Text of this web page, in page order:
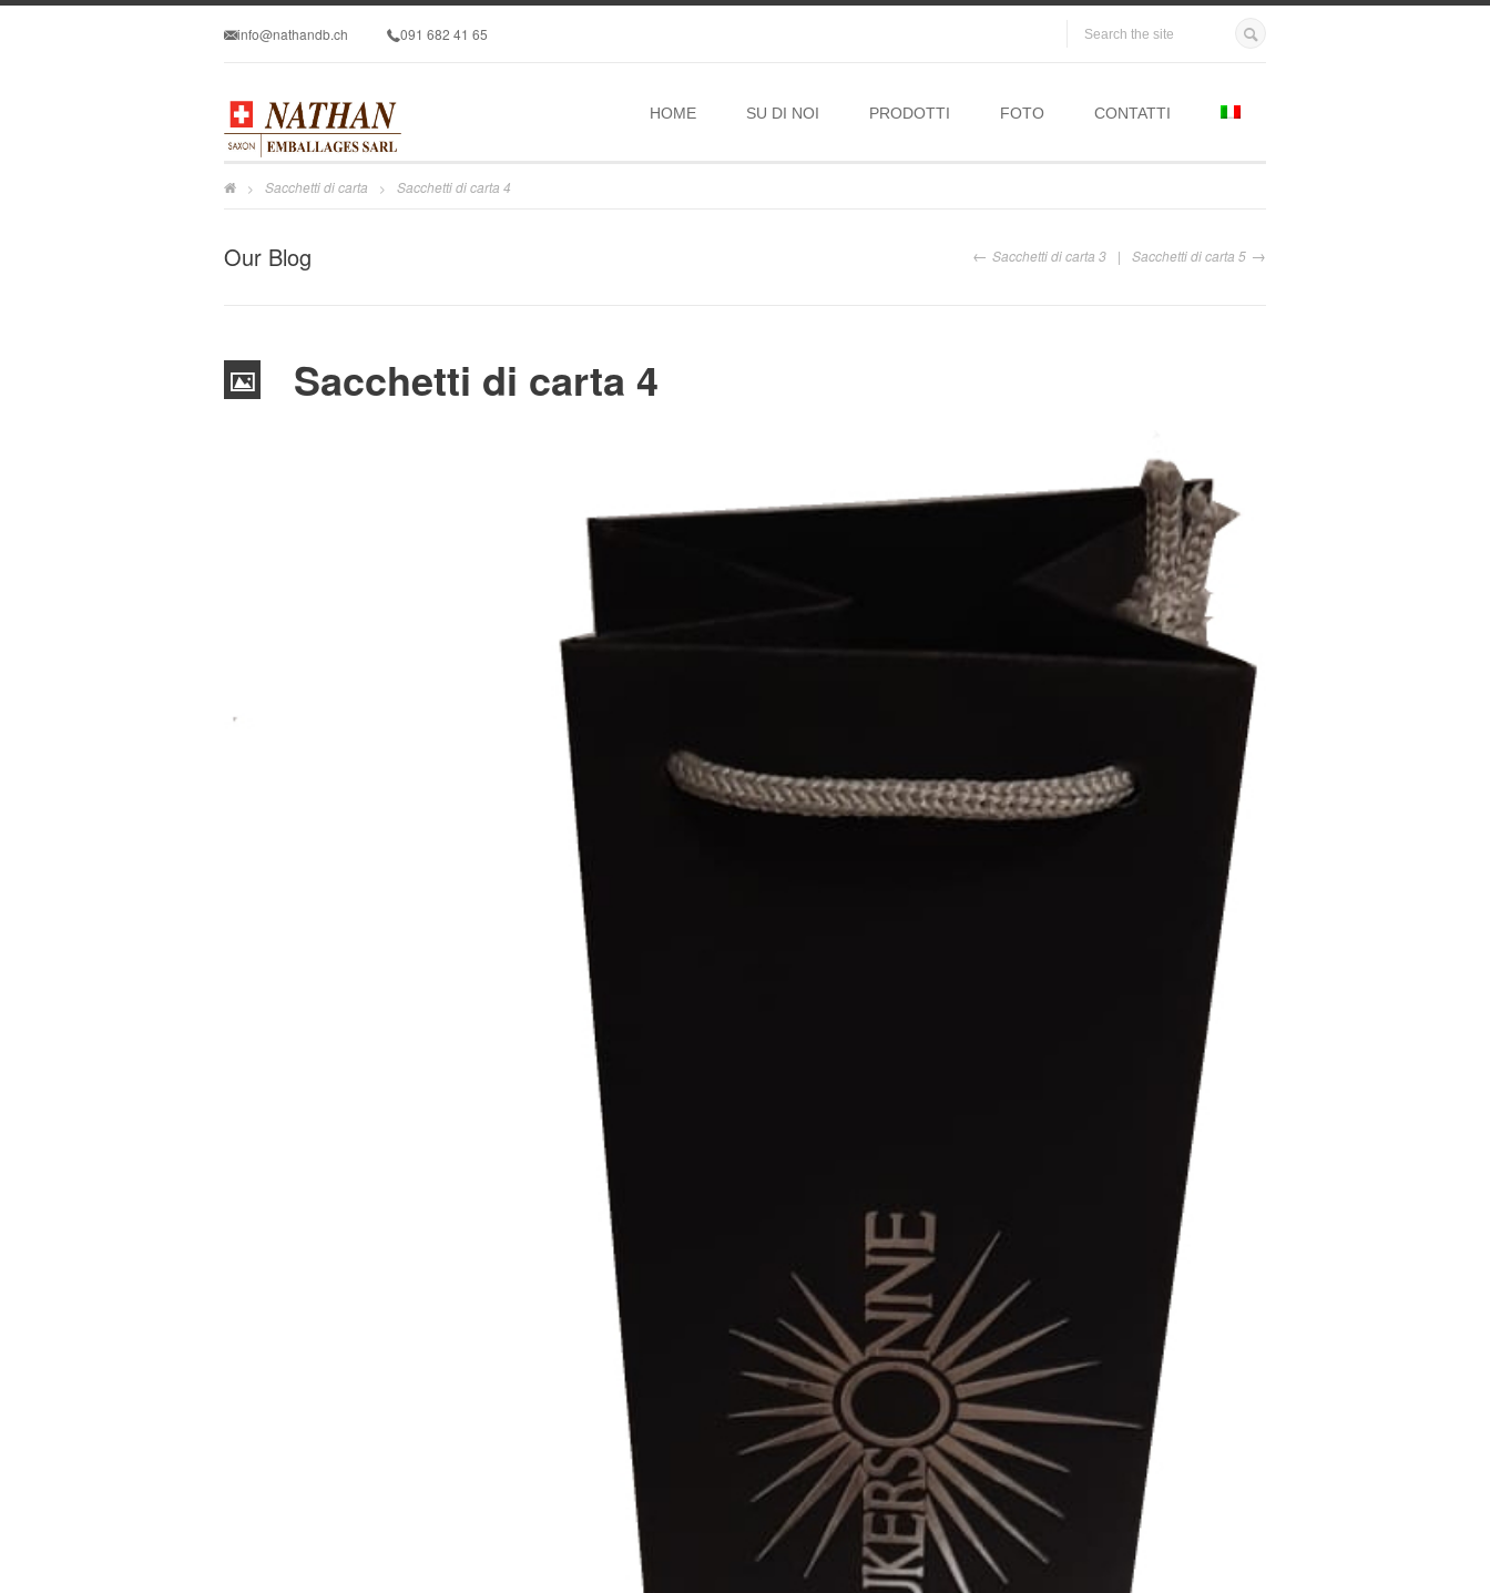
info@nathandb.ch 091 682 41 65
HOME SU DI NOI PRODOTTI FOTO CONTATTI
> Sacchetti di carta > Sacchetti di carta 4
Our Blog Sacchetti di carta 3 Sacchetti di carta 5
Sacchetti di carta 4